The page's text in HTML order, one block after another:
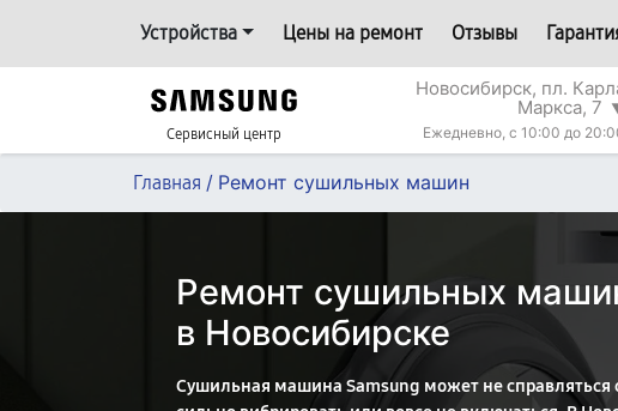
Устройства Цены на ремонт Отзывы
Сервисный центр
Новосибирск, пл.
Маркса, 7
Ежедневно, с 10:00 до
Главная / Ремонт сушильных машин
Ремонт сушильных
в Новосибирске
Сушильная машина Samsung может не справляться